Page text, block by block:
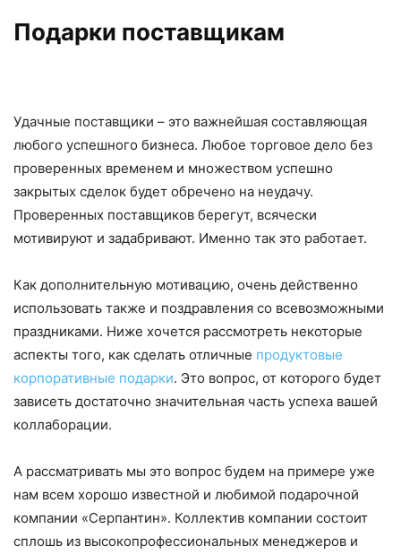
Подарки поставщикам
Удачные поставщики – это важнейшая составляющая
любого успешного бизнеса. Любое торговое дело без
проверенных временем и множеством успешно
закрытых сделок будет обречено на неудачу.
Проверенных поставщиков берегут, всячески
мотивируют и задабривают. Именно так это работает.
Как дополнительную мотивацию, очень действенно
использовать также и поздравления со всевозможными
праздниками. Ниже хочется рассмотреть некоторые
аспекты того, как сделать отличные продуктовые
корпоративные подарки. Это вопрос, от которого будет
зависеть достаточно значительная часть успеха вашей
коллаборации.
А рассматривать мы это вопрос будем на примере уже
нам всем хорошо известной и любимой подарочной
компании «Серпантин». Коллектив компании состоит
сплошь из высокопрофессиональных менеджеров и